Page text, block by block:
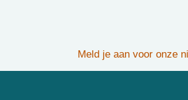
Meld je aan voor onze